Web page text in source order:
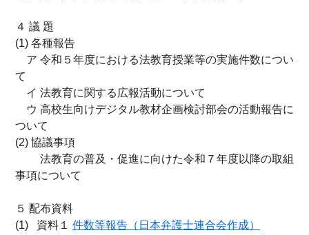
４ 議 題
(1) 各種報告
ア 令和５年度における法教育授業等の実施件数につい
て
イ 法教育に関する広報活動について
ウ 高校生向けデジタル教材企画検討部会の活動報告に
ついて
(2) 協議事項
法教育の普及・促進に向けた令和７年度以降の取組
事項について
５ 配布資料
(1) 資料１ 件数等報告（日本弁護士連合会作成）